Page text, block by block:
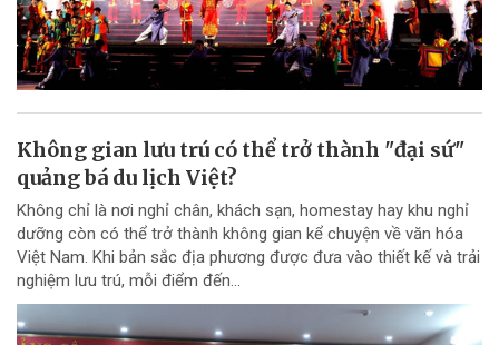
Không gian lưu trú có thể trở thành "đại sứ"
quảng bá du lịch Việt?
Không chỉ là nơi nghỉ chân, khách sạn, homestay hay khu nghỉ
dưỡng còn có thể trở thành không gian kể chuyện về văn hóa
Việt Nam. Khi bản sắc địa phương được đưa vào thiết kế và trải
nghiệm lưu trú, mỗi điểm đến...